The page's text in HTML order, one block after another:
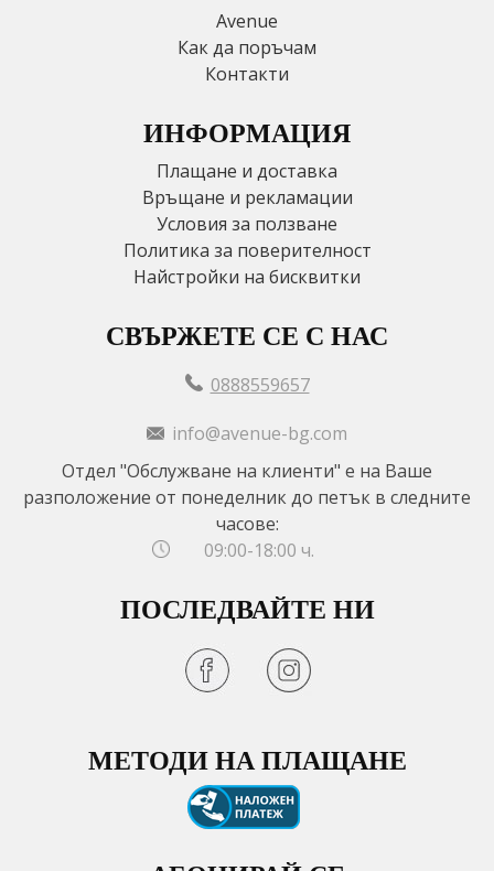
Avenue
Как да поръчам
Контакти
ИНФОРМАЦИЯ
Плащане и доставка
Връщане и рекламации
Условия за ползване
Политика за поверителност
Найстройки на бисквитки
СВЪРЖЕТЕ СЕ С НАС
0888559657
info@avenue-bg.com
Отдел "Обслужване на клиенти" е на Ваше
разположение от понеделник до петък в следните
часове:
09:00-18:00 ч.
ПОСЛЕДВАЙТЕ НИ
МЕТОДИ НА ПЛАЩАНЕ